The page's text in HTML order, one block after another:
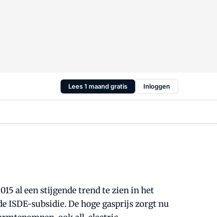
Lees 1 maand gratis Inloggen
al een stijgende trend te zien in het
ISDE-subsidie. De hoge gasprijs zorgt nu